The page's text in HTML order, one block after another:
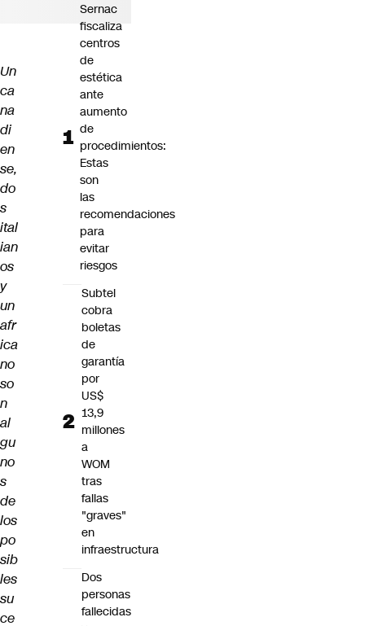
Un
ca
na
di
en
se,
do
s
ital
ian
os
y
un
afr
ica
no
so
n
al
gu
no
s
de
los
po
sib
les
su
ce
Sernac
fiscaliza
centros
de
estética
ante
aumento
de
procedimientos:
Estas
son
las
recomendaciones
para
evitar
riesgos
Subtel
cobra
boletas
de
garantía
por
US$
13,9
millones
a
WOM
tras
fallas
"graves"
en
infraestructura
Dos
personas
fallecidas